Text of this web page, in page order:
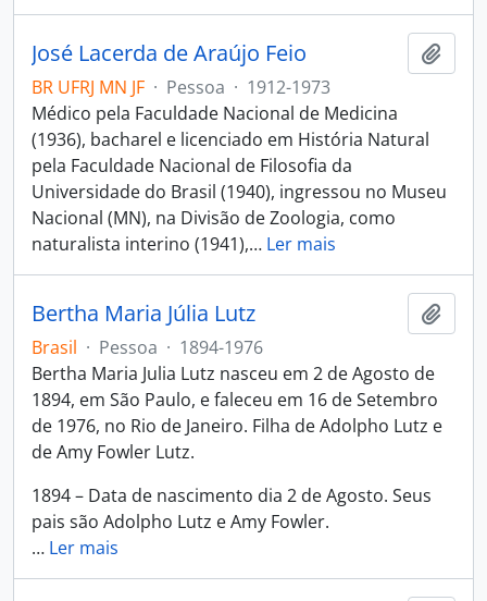
José Lacerda de Araújo Feio
BR UFRJ MN JF · Pessoa · 1912-1973
Médico pela Faculdade Nacional de Medicina
(1936), bacharel e licenciado em História Natural
pela Faculdade Nacional de Filosofia da
Universidade do Brasil (1940), ingressou no Museu
Nacional (MN), na Divisão de Zoologia, como
naturalista interino (1941),… Ler mais
Bertha Maria Júlia Lutz
Brasil · Pessoa · 1894-1976
Bertha Maria Julia Lutz nasceu em 2 de Agosto de
1894, em São Paulo, e faleceu em 16 de Setembro
de 1976, no Rio de Janeiro. Filha de Adolpho Lutz e
de Amy Fowler Lutz.
1894 – Data de nascimento dia 2 de Agosto. Seus
pais são Adolpho Lutz e Amy Fowler.
… Ler mais